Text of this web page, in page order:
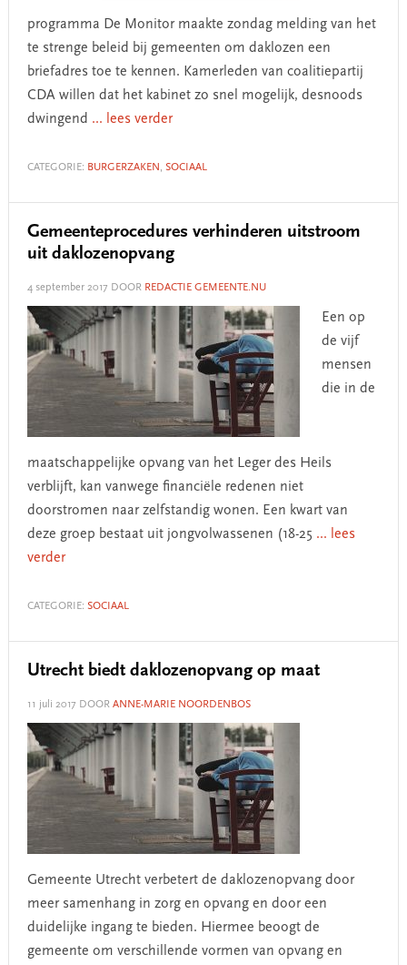
programma De Monitor maakte zondag melding van het
te strenge beleid bij gemeenten om daklozen een
briefadres toe te kennen. Kamerleden van coalitiepartij
CDA willen dat het kabinet zo snel mogelijk, desnoods
dwingend ... lees verder
CATEGORIE: BURGERZAKEN , SOCIAAL
Gemeenteprocedures verhinderen uitstroom
uit daklozenopvang
4 september 2017 DOOR REDACTIE GEMEENTE.NU
Een op
de vijf
mensen
die in de
maatschappelijke opvang van het Leger des Heils
verblijft, kan vanwege financiële redenen niet
doorstromen naar zelfstandig wonen. Een kwart van
deze groep bestaat uit jongvolwassenen (18-25 ... lees
verder
CATEGORIE: SOCIAAL
Utrecht biedt daklozenopvang op maat
11 juli 2017 DOOR ANNE-MARIE NOORDENBOS
Gemeente Utrecht verbetert de daklozenopvang door
meer samenhang in zorg en opvang en door een
duidelijke ingang te bieden. Hiermee beoogt de
gemeente om verschillende vormen van opvang en